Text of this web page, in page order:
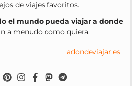
de viajes favoritos.
el mundo pueda viajar a donde
a menudo como quiera.
adondeviajar.es